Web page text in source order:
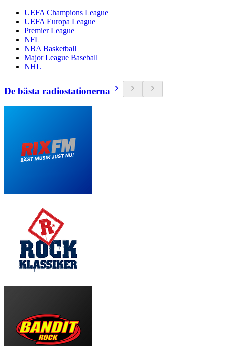
UEFA Champions League
UEFA Europa League
Premier League
NFL
NBA Basketball
Major League Baseball
NHL
De bästa radiostationerna